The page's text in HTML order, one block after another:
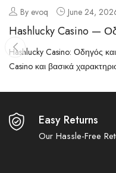
By evoq June 24,
Hashlucky Casino —
Hashlucky Casino: Οδηγός
Casino και βασικά
Easy Returns
Our Hassle-Free